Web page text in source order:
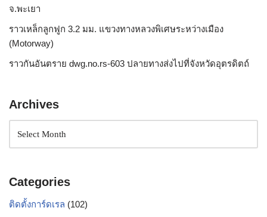
จ.พะเยา
ราวเหล็กลูกฟูก 3.2 มม. แขวงทางหลวงพิเศษระหว่างเมือง
(Motorway)
ราวกันอันตราย dwg.no.rs-603 ปลายทางส่งไปที่จังหวัดอุตรดิตถ์
Archives
Categories
ติดตั้งการ์ดเรล (102)